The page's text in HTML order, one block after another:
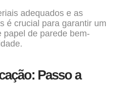
adequados e as
é crucial para garantir um
papel de parede bem-
Passo a